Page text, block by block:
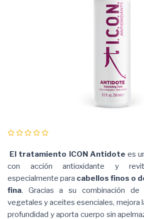
El tratamiento ICON Antidote es
con acción antioxidante y
especialmente para cabellos finos o
fina. Gracias a su combinación de
vegetales y aceites esenciales, mejora
profundidad y aporta cuerpo sin